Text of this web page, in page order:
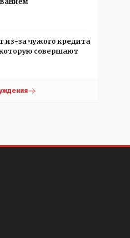
из-за чужого кредита
совершают